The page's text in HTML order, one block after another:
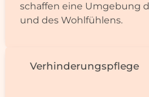
schaf­fen eine Umgebung
und des Wohlfühlens.
Verhin­de­rungs­pflege